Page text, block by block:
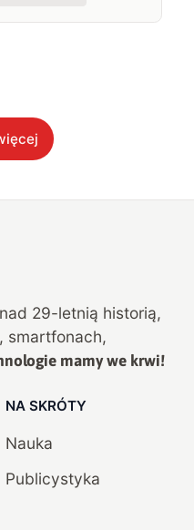
29-letnią historią,
smartfonach,
mamy we krwi!
NA SKRÓTY
Nauka
Publicystyka